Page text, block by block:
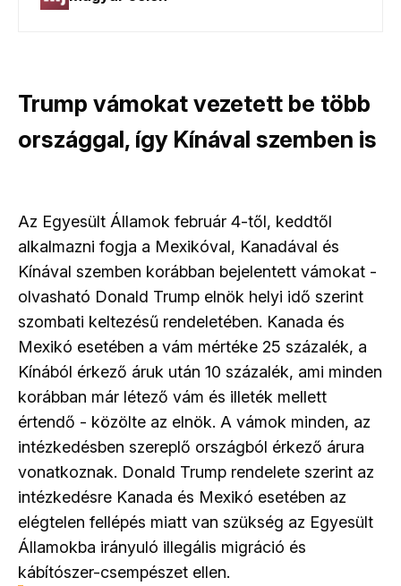
Trump vámokat vezetett be több
országgal, így Kínával szemben is
Az Egyesült Államok február 4-től, keddtől
alkalmazni fogja a Mexikóval, Kanadával és
Kínával szemben korábban bejelentett vámokat -
olvasható Donald Trump elnök helyi idő szerint
szombati keltezésű rendeletében. Kanada és
Mexikó esetében a vám mértéke 25 százalék, a
Kínából érkező áruk után 10 százalék, ami minden
korábban már létező vám és illeték mellett
értendő - közölte az elnök. A vámok minden, az
intézkedésben szereplő országból érkező árura
vonatkoznak. Donald Trump rendelete szerint az
intézkedésre Kanada és Mexikó esetében az
elégtelen fellépés miatt van szükség az Egyesült
Államokba irányuló illegális migráció és
kábítószer-csempészet ellen.